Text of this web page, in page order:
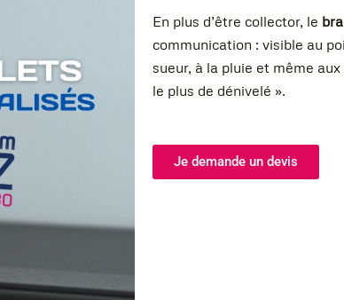
En plus d’être collector, le
communication : visible au
sueur, à la pluie et même
le plus de dénivelé ».
Je demande un devis